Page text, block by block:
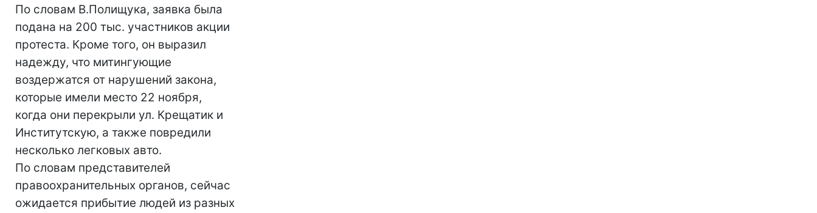
По словам В.Полищука, заявка была
подана на 200 тыс. участников акции
протеста. Кроме того, он выразил
надежду, что митингующие
воздержатся от нарушений закона,
которые имели место 22 ноября,
когда они перекрыли ул. Крещатик и
Институтскую, а также повредили
несколько легковых авто.
По словам представителей
правоохранительных органов, сейчас
ожидается прибытие людей из разных